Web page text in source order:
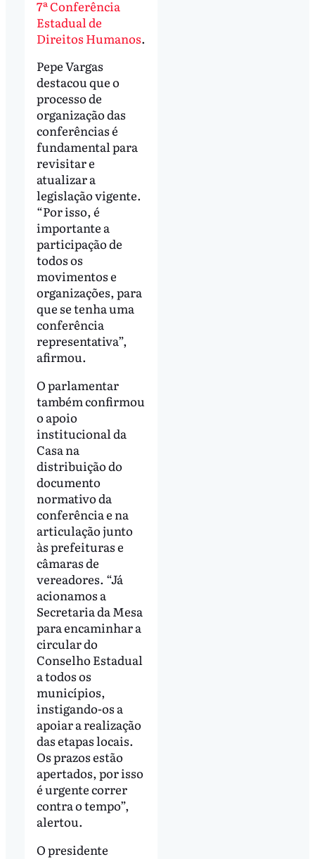
7ª Conferência
Estadual de
Direitos Humanos.
Pepe Vargas
destacou que o
processo de
organização das
conferências é
fundamental para
revisitar e
atualizar a
legislação vigente.
“Por isso, é
importante a
participação de
todos os
movimentos e
organizações, para
que se tenha uma
conferência
representativa”,
afirmou.
O parlamentar
também confirmou
o apoio
institucional da
Casa na
distribuição do
documento
normativo da
conferência e na
articulação junto
às prefeituras e
câmaras de
vereadores. “Já
acionamos a
Secretaria da Mesa
para encaminhar a
circular do
Conselho Estadual
a todos os
municípios,
instigando-os a
apoiar a realização
das etapas locais.
Os prazos estão
apertados, por isso
é urgente correr
contra o tempo”,
alertou.
O presidente